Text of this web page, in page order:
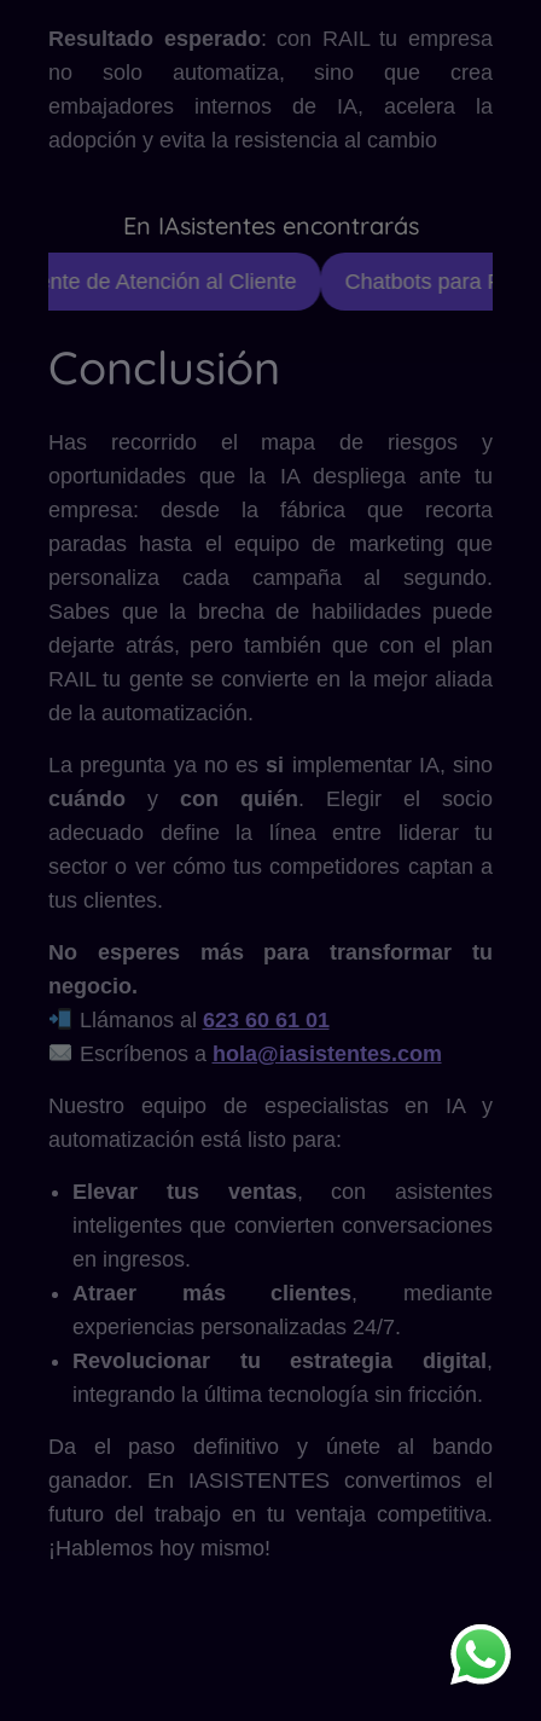
Resultado esperado: con RAIL tu empresa
no solo automatiza, sino que crea
embajadores internos de IA, acelera la
adopción y evita la resistencia al cambio
En IAsistentes encontrarás
de Atención al Cliente Chatbots para Redes
Conclusión
Has recorrido el mapa de riesgos y
oportunidades que la IA despliega ante tu
empresa: desde la fábrica que recorta
paradas hasta el equipo de marketing que
personaliza cada campaña al segundo.
Sabes que la brecha de habilidades puede
dejarte atrás, pero también que con el plan
RAIL tu gente se convierte en la mejor aliada
de la automatización.
La pregunta ya no es si implementar IA, sino
cuándo y con quién. Elegir el socio
adecuado define la línea entre liderar tu
sector o ver cómo tus competidores captan a
tus clientes.
No esperes más para transformar tu
negocio.
Llámanos al 623 60 61 01
Escríbenos a hola@iasistentes.com
Nuestro equipo de especialistas en IA y
automatización está listo para:
Elevar tus ventas, con asistentes
inteligentes que convierten conversaciones
en ingresos.
Atraer más clientes, mediante
experiencias personalizadas 24/7.
Revolucionar tu estrategia digital ,
integrando la última tecnología sin fricción.
Da el paso definitivo y únete al bando
ganador. En IASISTENTES convertimos el
futuro del trabajo en tu ventaja competitiva.
¡Hablemos hoy mismo!